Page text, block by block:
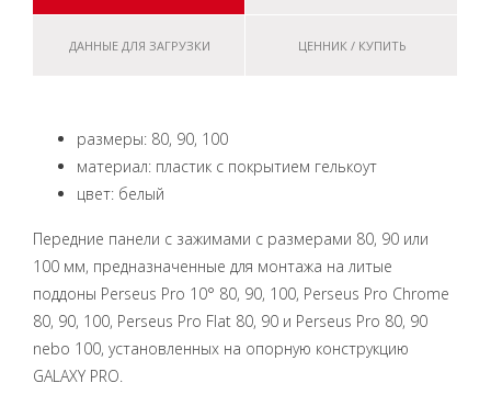
ДАННЫЕ ДЛЯ ЗАГРУЗКИ ЦЕННИК / КУПИТЬ
размеры: 80, 90, 100
материал: пластик с покрытием гелькоут
цвет: белый
Передние панели с зажимами с размерами 80, 90 или
100 мм, предназначенные для монтажа на литые
поддоны Perseus Pro 10° 80, 90, 100, Perseus Pro Chrome
80, 90, 100, Perseus Pro Flat 80, 90 и Perseus Pro 80, 90
nebo 100, установленных на опоpную констpукцию
GALAXY PRO.